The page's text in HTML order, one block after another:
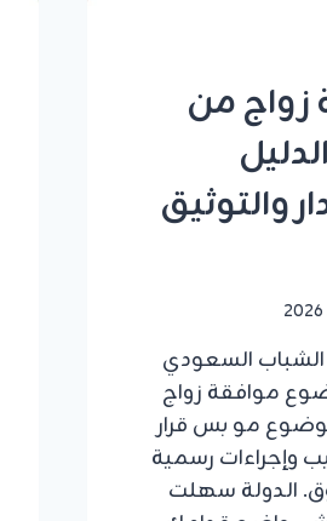
زواج من
2026: الدليل
والتوثيق
الشباب السعودي
موافقة زواج
2026 والموضوع مو بس قرار
وإجراءات رسمية
الدولة سهلت